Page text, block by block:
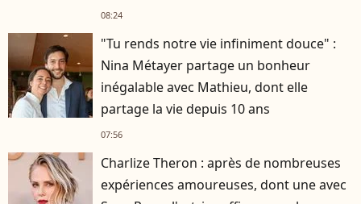
08:24
"Tu rends notre vie infiniment douce" :
Nina Métayer partage un bonheur
inégalable avec Mathieu, dont elle
partage la vie depuis 10 ans
07:56
Charlize Theron : après de nombreuses
expériences amoureuses, dont une avec